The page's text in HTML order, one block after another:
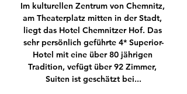
Im kulturellen Zentrum von Chemnitz,
am Theaterplatz mitten in der Stadt,
liegt das Hotel Chemnitzer Hof. Das
sehr persönlich geführte 4* Superior-
Hotel mit eine über 80 jährigen
Tradition, vefügt über 92 Zimmer,
Suiten ist geschätzt bei...